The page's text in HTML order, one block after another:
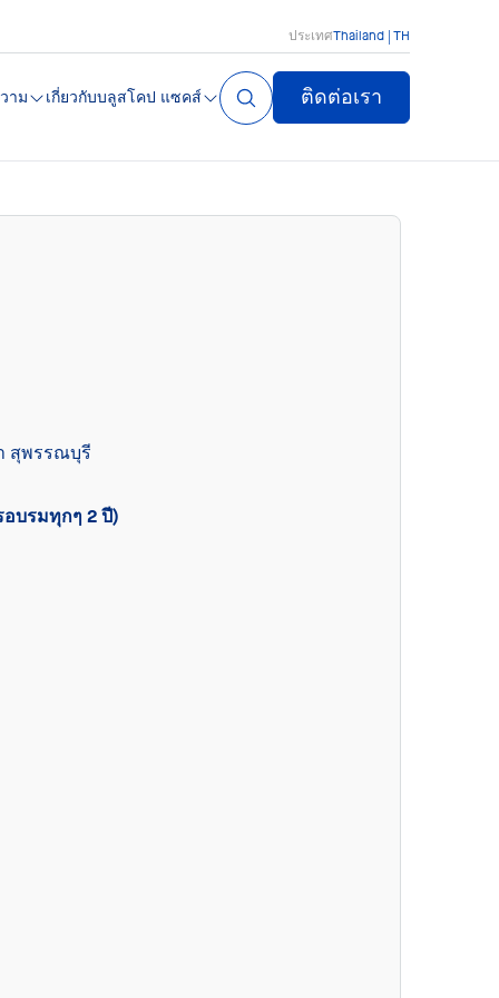
ประเทศThailand | TH
าม เกี่ยวกับบลูสโคป แซคส์ ติดต่อเรา
สุพรรณบุรี
บรมทุกๆ 2 ปี)